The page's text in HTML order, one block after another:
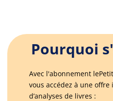
Pourquoi
Avec l'abonnement
vous accédez à une offre
d’analyses de livres :